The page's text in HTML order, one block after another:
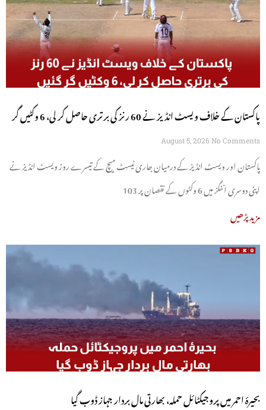
پاکستان کے خلاف ویسٹ انڈیز نے 60 رنز کی برتری حاصل کر لی، 6 وکٹیں گر
گئیں
August 5, 2026 No Comments
پاکستان اور ویسٹ انڈیز کے درمیان جاری ٹیسٹ میچ کے تیسرے روز ویسٹ انڈیز نے
اپنی دوسری اننگز میں 6 وکٹوں کے نقصان پر 103
مزید پڑھیں
بحیرۂ احمر میں پروجیکٹائل حملہ، بھارتی مال بردار جہاز ڈوب گیا